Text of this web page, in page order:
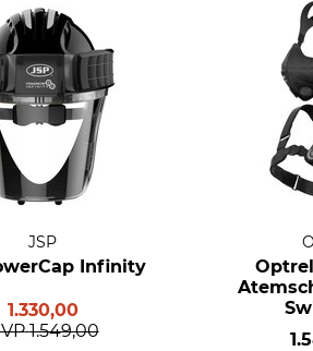
JSP
Infinity
1.330,00
1.549,00